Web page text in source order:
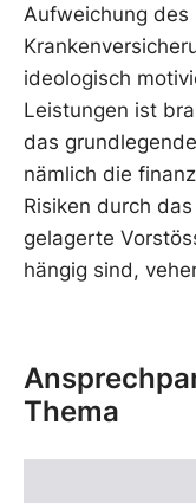
Aufweichung
ideologisch
Leistungen ist
das
nämlich die
Risiken durch
gelagerte
hängig sind,
Thema